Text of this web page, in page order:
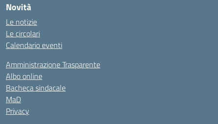
Novità
Le notizie
Le circolari
Calendario eventi
Amministrazione Trasparente
Albo online
Bacheca sindacale
MaD
Privacy